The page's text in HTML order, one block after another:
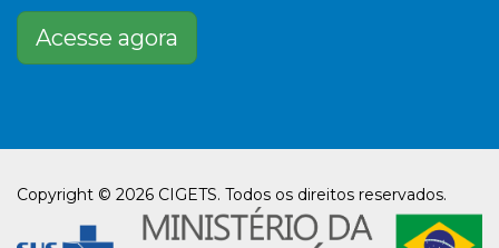
Acesse agora
Copyright © 2026 CIGETS. Todos os direitos reservados.